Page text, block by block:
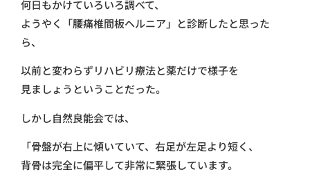
何日もかけていろいろ調べて、
ようやく「腰痛椎間板ヘルニア」と診断したと思った
ら、
以前と変わらずリハビリ療法と薬だけで様子を
見ましょうということだった。
しかし自然良能会では、
「骨盤が右上に傾いていて、右足が左足より短く、
背骨は完全に偏平して非常に緊張しています。